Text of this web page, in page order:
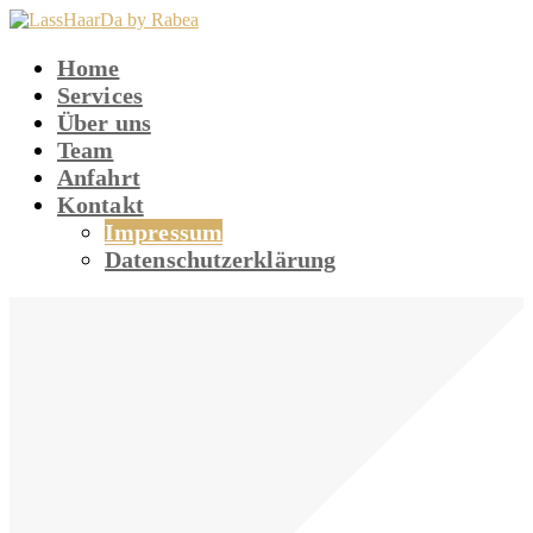
Home
Services
Über uns
Team
Anfahrt
Kontakt
Impressum
Datenschutzerklärung